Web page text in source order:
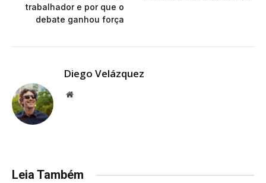
trabalhador e por que o
debate ganhou força
Diego Velázquez
Website
Leia Também